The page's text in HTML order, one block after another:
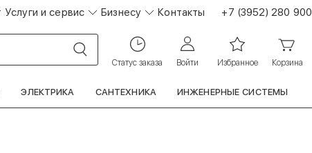
Услуги и сервис Бизнесу Контакты +7 (3952) 280 900
Статус заказа Войти Избранное Корзина
ЭЛЕКТРИКА САНТЕХНИКА ИНЖЕНЕРНЫЕ СИСТЕМЫ